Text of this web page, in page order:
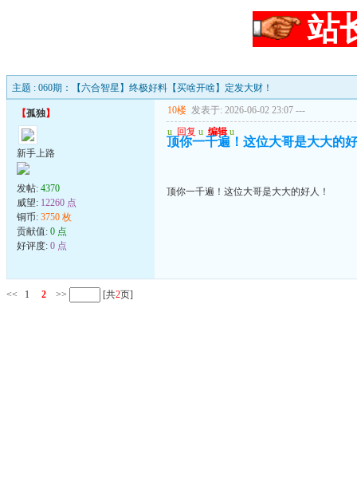
站
主题 : 060期：【六合智星】终极好料【买啥开啥】定发大财！
【孤独】
新手上路
发帖: 4370
威望: 12260 点
铜币: 3750 枚
贡献值: 0 点
好评度: 0 点
10楼 发表于: 2026-06-02 23:07 ---
u 回复 u 编辑 u
顶你一千遍！这位大哥是大大的
顶你一千遍！这位大哥是大大的好人！
<< 1 2 >> [共2页]